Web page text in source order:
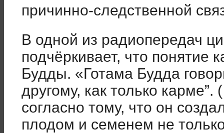
причинно-следственной
В одной из радиопередач
подчёркивает, что
Будды. «Готама Будда
другому, как только
согласно тому, что он
плодом и семенем не